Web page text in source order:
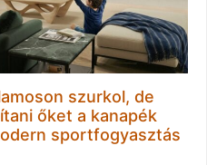
szurkol, de
őket a kanapék
sportfogyasztás